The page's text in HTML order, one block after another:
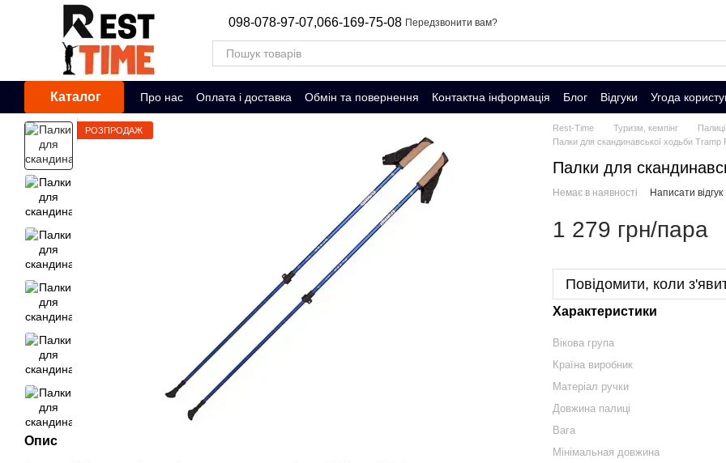
Перейти до основного контенту
098-078-97-07,066-169-75-08 Передзвонити вам?
Каталог Про нас Оплата і доставка Обмін та повернення Контактна інформація Блог Відгуки Угода
РОЗПРОДАЖ
Опис
Rest-Time Туризм, кемпінг
Палки для скандинавської ходьби Tramp
Палки для
Немає в наявності Написати відгук
1 279 грн/пара
Повідомити, коли
Характеристики
Вікова група
Країна виробник
Матеріал ручки
Довжина палиці
Вага
Мінімальная довжина